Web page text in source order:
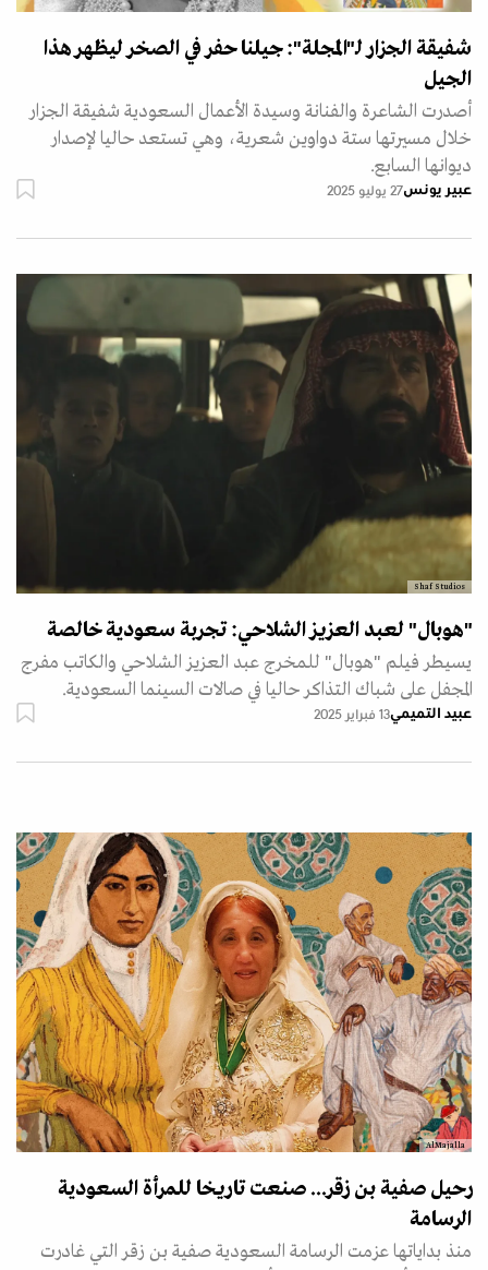
شفيقة الجزار لـ"المجلة": جيلنا حفر في الصخر ليظهر هذا
الجيل
أصدرت الشاعرة والفنانة وسيدة الأعمال السعودية شفيقة الجزار
خلال مسيرتها ستة دواوين شعرية، وهي تستعد حاليا لإصدار
ديوانها السابع.
عبير يونس27 يوليو 2025
Shaf Studios
"هوبال" لعبد العزيز الشلاحي: تجربة سعودية خالصة
يسيطر فيلم "هوبال" للمخرج عبد العزيز الشلاحي والكاتب مفرج
المجفل على شباك التذاكر حاليا في صالات السينما السعودية.
عبيد التميمي13 فبراير 2025
AlMajalla
رحيل صفية بن زقر... صنعت تاريخا للمرأة السعودية
الرسامة
منذ بداياتها عزمت الرسامة السعودية صفية بن زقر التي غادرت